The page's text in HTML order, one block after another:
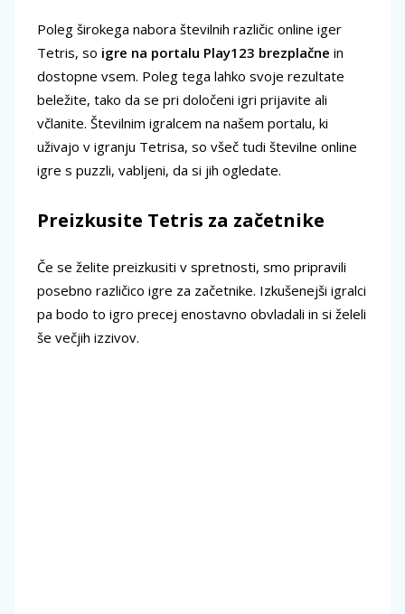
Poleg širokega nabora številnih različic online iger
Tetris, so igre na portalu Play123 brezplačne in
dostopne vsem. Poleg tega lahko svoje rezultate
beležite, tako da se pri določeni igri prijavite ali
včlanite. Številnim igralcem na našem portalu, ki
uživajo v igranju Tetrisa, so všeč tudi številne online
igre s puzzli, vabljeni, da si jih ogledate.
Preizkusite Tetris za začetnike
Če se želite preizkusiti v spretnosti, smo pripravili
posebno različico igre za začetnike. Izkušenejši igralci
pa bodo to igro precej enostavno obvladali in si želeli
še večjih izzivov.